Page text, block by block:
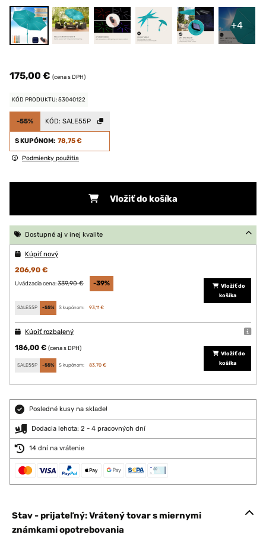
+4
175,00 € (cena s DPH)
KÓD PRODUKTU: 53040122
-55% KÓD: SALE55P
S KUPÓNOM: 78,75 €
Podmienky použitia
Vložiť do košíka
Dostupné aj v inej kvalite
Kúpiť nový
206,90 €
Uvádzacia cena:339,90 € -39%
SALE55P -55% S kupónom: 93,11 €
Vložiť do
košíka
Kúpiť rozbalený
186,00 € (cena s DPH)
SALE55P -55% S kupónom: 83,70 €
Vložiť do
košíka
Posledné kusy na sklade!
Dodacia lehota: 2 - 4 pracovných dní
14 dní na vrátenie
Stav - prijateľný: Vrátený tovar s miernymi
známkami opotrebovania